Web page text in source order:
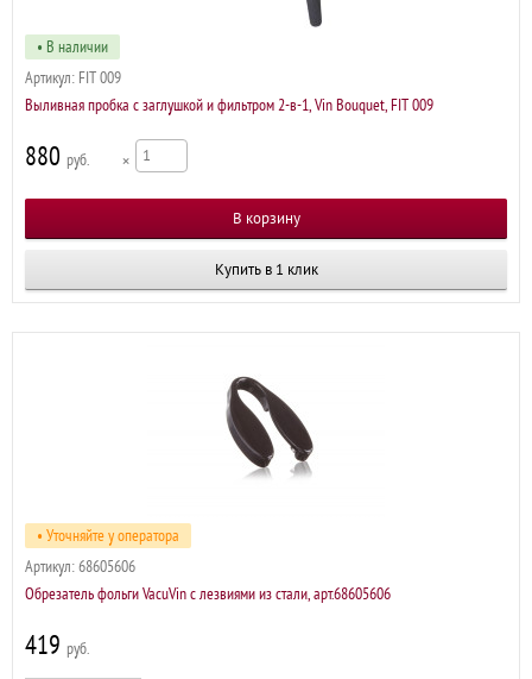
• В наличии
Артикул: FIT 009
Выливная пробка с заглушкой и фильтром 2-в-1, Vin Bouquet, FIT 009
880 р ×
Купить в 1 клик
• Уточняйте у оператора
Артикул: 68605606
Обрезатель фольги VacuVin с лезвиями из стали, арт.68605606
419 р